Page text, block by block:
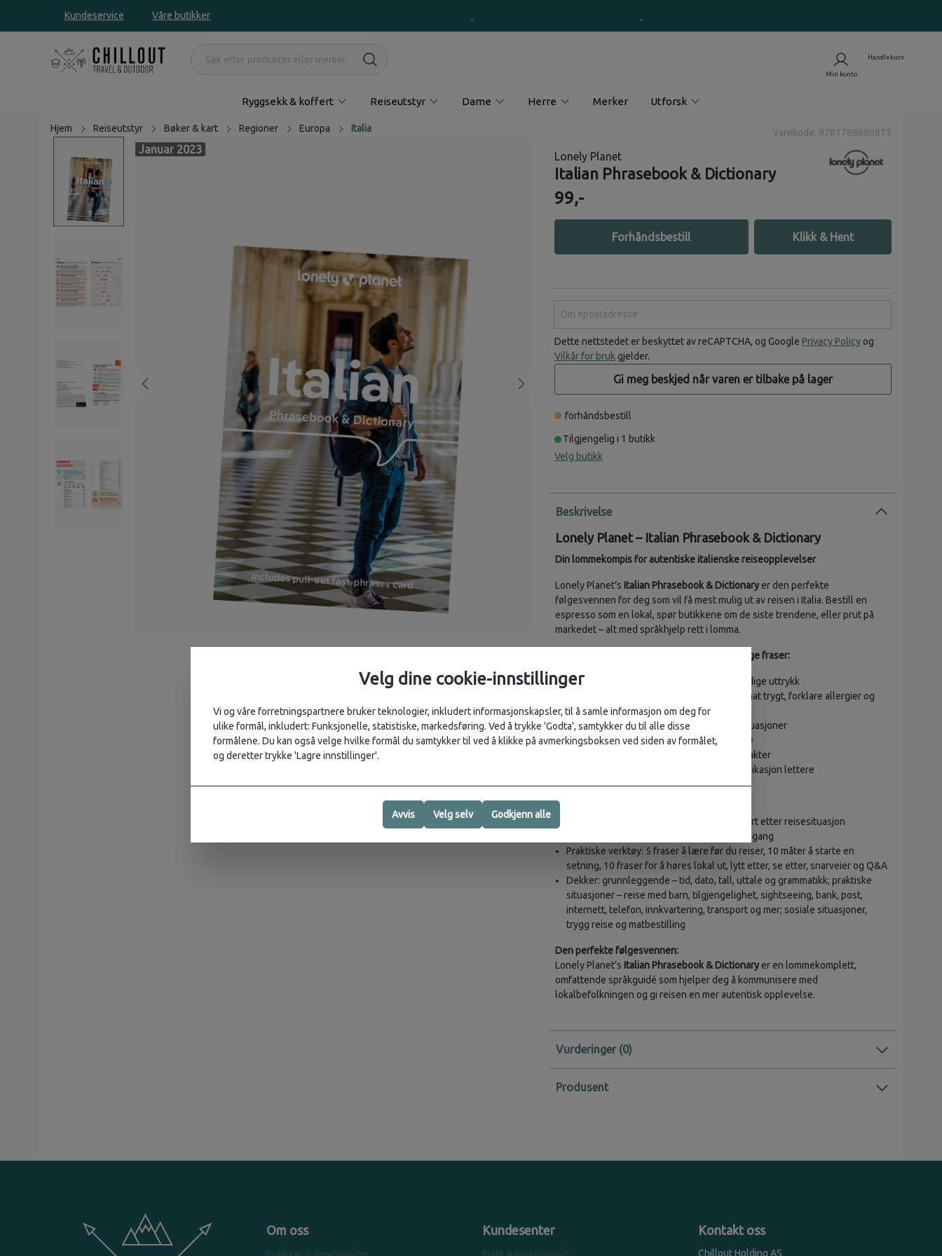
Kundeservice Våre butikker
Ryggsekk & koffert Reiseutstyr Dame Herre Merker Utforsk
Hjem Reiseutstyr Bøker & kart Regioner Europa Italia
Januar 2023
Varekode: 9781788680875
Lonely Planet
Italian Phrasebook & Dictionary
99,-
Forhåndsbestill Klikk & Hent
Dette nettstedet er beskyttet av reCAPTCHA, og Google Privacy Policyog
Vilkår for bruk gjelder.
Gi meg beskjed når varen er tilbake på lager
forhåndsbestill
Tilgjengelig i 1 butikk
Velg butikk
Beskrivelse
Lonely Planet – Italian Phrasebook & Dictionary
Din lommekompis for autentiske italienske reiseopplevelser
Lonely Planet’s Italian Phrasebook & Dictionaryer den perfekte
følgesvennen for deg som vil få mest mulig ut av reisen i Italia. Bestill en
espresso som en lokal, spør butikkene om de siste trendene, eller prut på
markedet – alt med språkhjelp rett i lomma.
Få mer ut av reisen med enkle, lett tilgjengelige fraser:
Tips om kultur, høflighet, idiomer og flertydige uttrykk
Menydekoder som gjør at du kan bestille mat trygt, forklare allergier og
smake på nye retter
Praktiske fraser for både vanlige og nødsituasjoner
3500-ords toveis ordbok for rask referanse
Fraser for å starte samtaler og knytte kontakter
Enkle uttaleveiledninger som gjør kommunikasjon lettere
Fullfarge og brukervennlig layout organisert etter reisesituasjon
Overlevelsesfraser på omslaget for rask tilgang
Praktiske verktøy: 5 fraser å lære før du reiser, 10 måter å starte en
setning, 10 fraser for å høres lokal ut, lytt etter, se etter, snarveier og Q&A
Dekker: grunnleggende – tid, dato, tall, uttale og grammatikk; praktiske
situasjoner – reise med barn, tilgjengelighet, sightseeing, bank, post,
internett, telefon, innkvartering, transport og mer; sosiale situasjoner,
trygg reise og matbestilling
Den perfekte følgesvennen:
Lonely Planet’s Italian Phrasebook & Dictionaryer en lommekomplett,
omfattende språkguidé som hjelper deg å kommunisere med
lokalbefolkningen og gi reisen en mer autentisk opplevelse.
Vurderinger
Produsent
Om oss Kundesenter Kontakt oss
Chillout Holding AS
Velg dine cookie-innstillinger
Vi og våre forretningspartnere bruker teknologier, inkludert informasjonskapsler, til å samle informasjon om deg for
ulike formål, inkludert: Funksjonelle, statistiske, markedsføring. Ved å trykke 'Godta', samtykker du til alle disse
formålene. Du kan også velge hvilke formål du samtykker til ved å klikke på avmerkingsboksen ved siden av formålet,
og deretter trykke 'Lagre innstillinger'.
Avvis Velg selv Godkjenn alle